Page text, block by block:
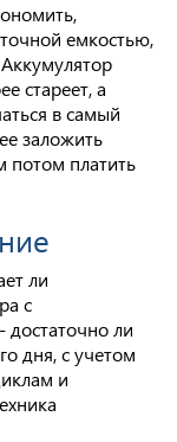
емкостью,
стареет, а
в самый
заложить
потом платить
ли
с
достаточно ли
дня, с учетом
и